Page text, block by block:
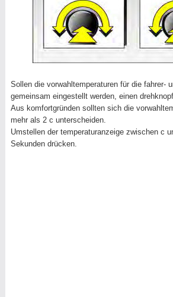
Sollen die vorwahltemperaturen für die fahrer-
gemeinsam eingestellt werden, einen
Aus komfortgründen sollten sich die
mehr als 2 c unterscheiden.
Umstellen der temperaturanzeige zwischen c
Sekunden drücken.